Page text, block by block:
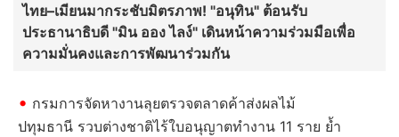
ไทย–เมียนมากระชับมิตรภาพ! "อนุทิน" ต้อนรับ
ประธานาธิบดี "มิน ออง ไลง์" เดินหน้าความร่วมมือเพื่อ
ความมั่นคงและการพัฒนาร่วมกัน
กรมการจัดหางานลุยตรวจตลาดค้าส่งผลไม้
ปทุมธานี รวบต่างชาติไร้ใบอนุญาตทำงาน 11 ราย ย้ำ